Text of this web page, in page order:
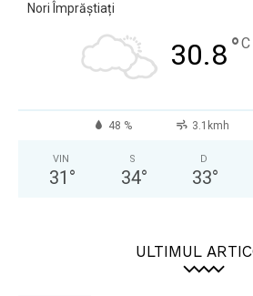
Nori Împrăștiați
30.8°C
48 % 3.1kmh
VIN
31 °
S
34°
D
33°
ULTIMUL